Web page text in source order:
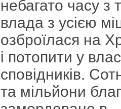
небагато часу з
влада з усією
озброїлася на
і потопити у
сповідників.
та мільйони